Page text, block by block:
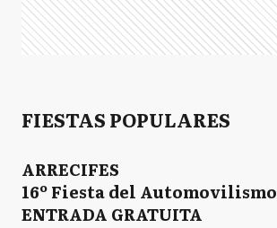
FIESTAS POPULARES
ARRECIFES
16º Fiesta del Automovilismo
ENTRADA GRATUITA